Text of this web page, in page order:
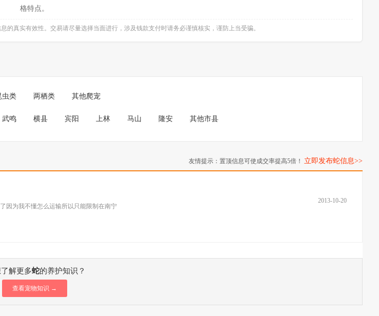
格特点。
真实有效性。交易请尽量选择当面进行，涉及钱款支付时请务必谨慎核实，谨防上当受骗。
虫类 两栖类 其他爬宠
武鸣 横县 宾阳 上林 马山 隆安 其他市县
友情提示：置顶信息可使成交率提高5倍！ 立即发布蛇信息>>
2013-10-20
因为我不懂怎么运输所以只能限制在南宁
解更多蛇的养护知识？
查看宠物知识 →